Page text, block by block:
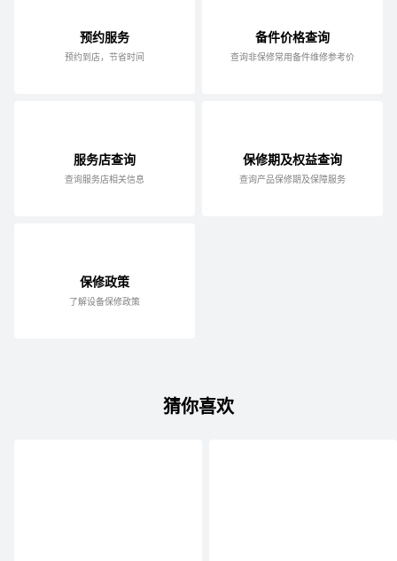
预约服务
预约到店，节省时间
备件价格查询
查询非保修常用备件维修参考价
服务店查询
查询服务店相关信息
保修期及权益查询
查询产品保修期及保障服务
保修政策
了解设备保修政策
猜你喜欢